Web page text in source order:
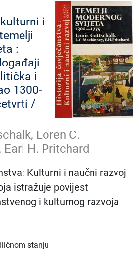
i
:
i
1300-
/
Loren C.
Earl H. Pritchard
Kulturni i naučni razvoj
istražuje povijest
i kulturnog razvoja
stanju